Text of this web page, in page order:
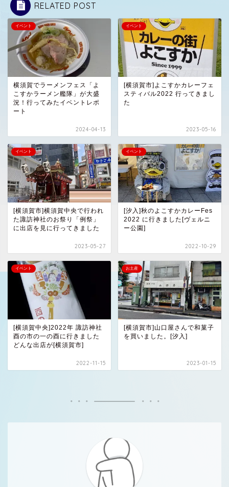
RELATED POST
イベント
横須賀でラーメンフェス「よ
こすかラーメン艦隊」が大盛
況！行ってみたイベントレポ
ート
2024-04-13
イベント
[横須賀市]よこすかカレーフェ
スティバル2022 行ってきまし
た
2023-05-16
イベント
[横須賀市]横須賀中央で行われ
た諏訪神社のお祭り「例祭」
に出店を見に行ってきました
2023-05-27
イベント
[汐入]秋のよこすかカレーFes
2022 に行きました[ヴェルニ
ー公園]
2022-10-29
イベント
[横須賀中央]2022年 諏訪神社
酉の市の一の酉に行きました
どんな出店が[横須賀市]
2022-11-15
お土産
[横須賀市]山口屋さんで和菓子
を買いました。[汐入]
2023-01-15